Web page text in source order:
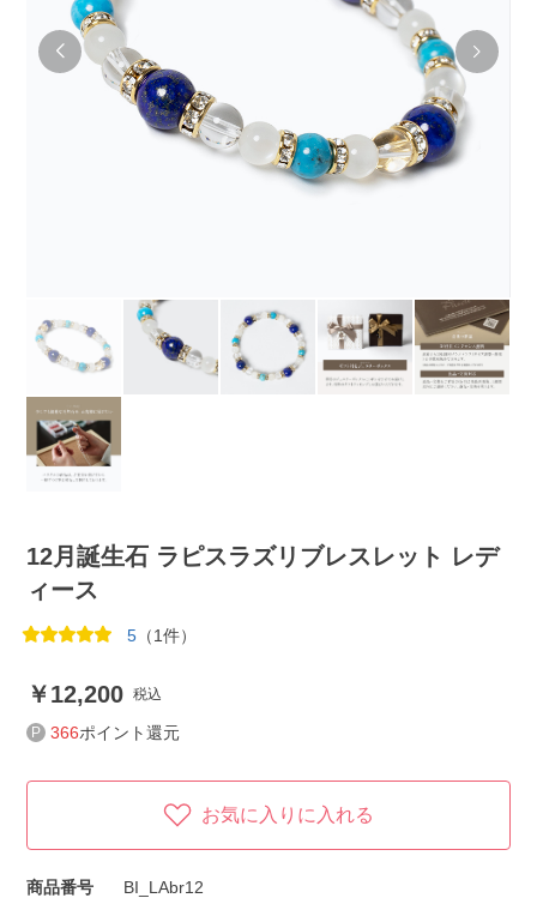
12月誕生石 ラピスラズリブレスレット レデ
ィース
5 （1件）
12,200 税込
366ポイント還元
お気に入りに入れる
商品番号
BI_LAbr12